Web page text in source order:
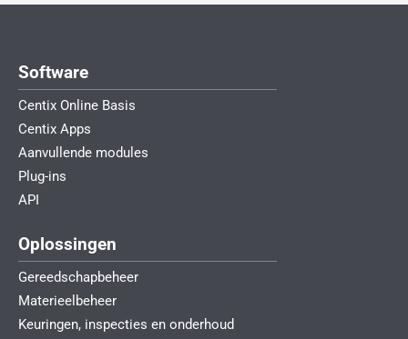
Software
Centix Online Basis
Centix Apps
Aanvullende modules
Plug-ins
API
Oplossingen
Gereedschapbeheer
Materieelbeheer
Keuringen, inspecties en onderhoud